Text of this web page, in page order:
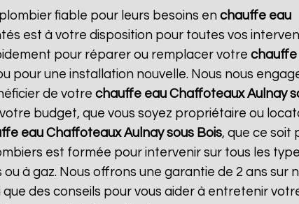
fiable pour leurs besoins en chauffe eau
est à votre disposition pour toutes vos
pour réparer ou remplacer votre chauffe
pour une installation nouvelle. Nous nous
de votre chauffe eau Chaffoteaux Aulnay
budget, que vous soyez propriétaire ou
eau Chaffoteaux Aulnay sous Bois, que ce soit
est formée pour intervenir sur tous les
à gaz. Nous offrons une garantie de 2 ans sur
que des conseils pour vous aider à entretenir